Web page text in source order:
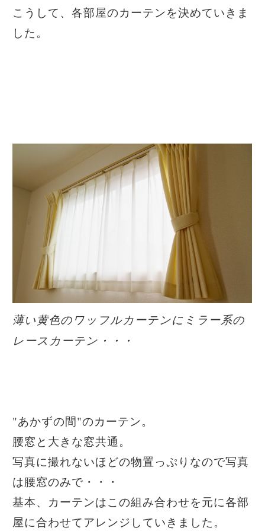
こうして、各部屋のカーテンを決めていきま
した。
薄い黄色のワッフルカーテンにミラー系の
レースカーテン・・・
"あかずの間"のカーテン。
腰窓と大きな窓共通。
写真に撮れないほどの物置っぷりなので写真
は腰窓のみで・・・
基本、カーテンはこの組み合わせを元に各部
屋に合わせてアレンジしていきました。